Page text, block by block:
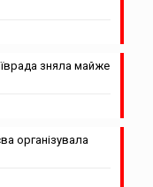
зняла майже
організувала